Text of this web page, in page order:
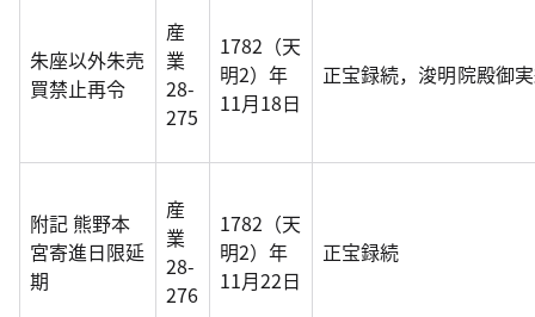
朱座以外朱売
買禁止再令
産
業
28-
275
1782（天
明2）年
11月18日
正宝録続，浚明院殿御
附記 熊野本
宮寄進日限延
期
産
業
28-
276
1782（天
明2）年
11月22日
正宝録続